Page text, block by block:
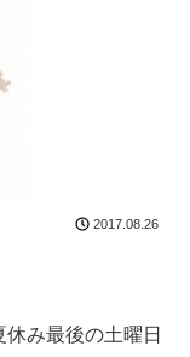
2017.08.26
み最後の土曜日